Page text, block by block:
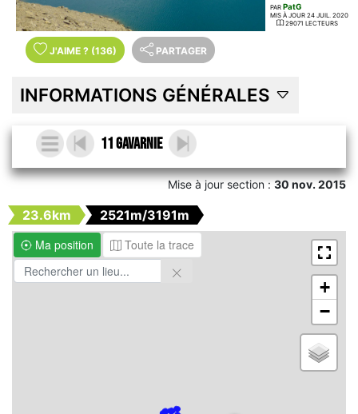
PAR PatG
MIS À JOUR 24 JUIL. 2020
29071 LECTEURS
J'AIME ? (136) PARTAGER
INFORMATIONS GÉNÉRALES
11 Gavarnie
Mise à jour section :30 nov. 2015
23.6km
2521m/3191m
Ma position
Toute la trace
+
−